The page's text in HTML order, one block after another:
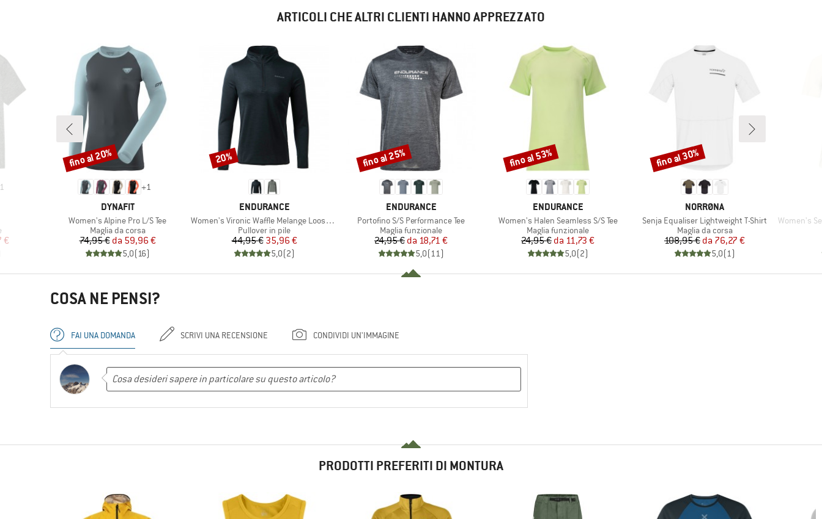
ARTICOLI CHE ALTRI CLIENTI HANNO APPREZZATO
1
€
+1
MARCHIO
DYNAFIT
Articolo
Women's Alpine Pro L/S Tee
Gruppo di prodotti
Maglia da corsa
Prezzo
74,95 € Prezzo ridotto
da 59,96 €
5,0(16)
Sconto
fino al 20%
MARCHIO
ENDURANCE
Articolo
Women's Vironic Waffle Melange Loose Fit Midlayer
Gruppo di prodotti
Pullover in pile
Prezzo
44,95 €Prezzo ridotto
35,96 €
5,0(2)
Sconto
20%
MARCHIO
ENDURANCE
Articolo
Portofino S/S Performance Tee
Gruppo di prodotti
Maglia funzionale
Prezzo
24,95 € Prezzo ridotto
da 18,71 €
5,0(11)
Sconto
fino al 25%
MARCHIO
ENDURANCE
Articolo
Women's Halen Seamless S/S Tee
Gruppo di prodotti
Maglia funzionale
Prezzo
24,95 € Prezzo ridotto
da 11,73 €
5,0(2)
Sconto
fino al 53%
MARCHIO
NORRØNA
Articolo
Senja Equaliser Lightweight T-Shirt
Gruppo di prodotti
Maglia da corsa
Prezzo
108,95 € Prezzo ridotto
da 76,27 €
5,0(1)
Sconto
fino al 30%
Articolo
Women's
COSA NE PENSI?
FAI UNA DOMANDA SCRIVI UNA RECENSIONE CONDIVIDI UN'IMMAGINE
PRODOTTI PREFERITI DI MONTURA